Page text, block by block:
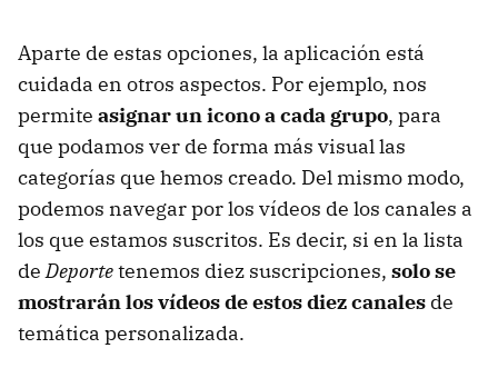
Aparte de estas opciones, la aplicación está
cuidada en otros aspectos. Por ejemplo, nos
permite asignar un icono a cada grupo, para
que podamos ver de forma más visual las
categorías que hemos creado. Del mismo modo,
podemos navegar por los vídeos de los canales a
los que estamos suscritos. Es decir, si en la lista
de Deportetenemos diez suscripciones, solo se
mostrarán los vídeos de estos diez canales de
temática personalizada.